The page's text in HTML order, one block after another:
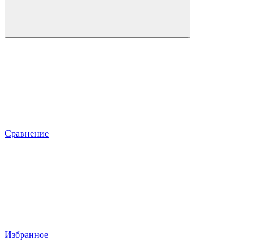
Сравнение
Избранное